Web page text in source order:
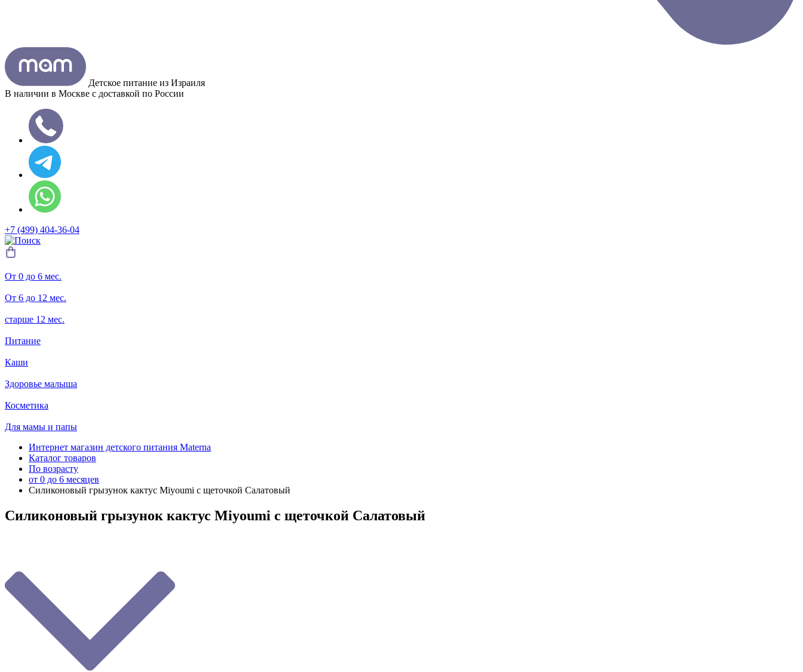
Детское питание из Израиля
В наличии в Москве с доставкой по России
+7 (499) 404-36-04
От 0 до 6 мес.
От 6 до 12 мес.
старше 12 мес.
Питание
Каши
Здоровье малыша
Косметика
Для мамы и папы
Интернет магазин детского питания Materna
Каталог товаров
По возрасту
от 0 до 6 месяцев
Силиконовый грызунок кактус Мiyoumi с щеточкой Салатовый
Силиконовый грызунок кактус Мiyoumi с щеточкой Салатовый